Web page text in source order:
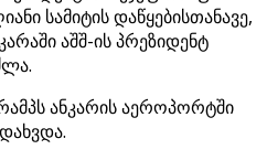
სამიტის დაწყებისთანავე,
აშშ-ის პრეზიდენტ
ანკარის აეროპორტში